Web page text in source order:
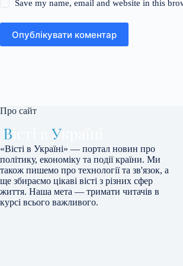
Save my name, email and website in this
Опублікувати коментар
Про сайт
«Вісті в Україні» — портал новин про
політику, економіку та події країни. Ми
також пишемо про технології та зв'язок, а
ще збираємо цікаві вісті з різних сфер
життя. Наша мета — тримати читачів в
курсі всього важливого.